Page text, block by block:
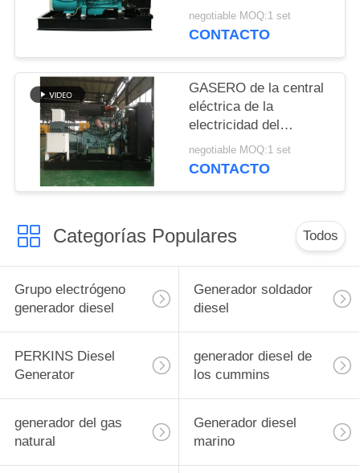
bio generador del gas
de la eficacia termal
negotiable MOQ:1 set
CONTACTO
GASERO de la central
eléctrica de la
electricidad del
generador 375kva del
gas natural del motor
negotiable MOQ:1 set
CONTACTO
Categorías Populares Todos
Grupo electrógeno
generador diesel
Generador soldador
diesel
PERKINS Diesel
Generator
generador diesel de
los cummins
generador del gas
natural
Generador diesel
marino